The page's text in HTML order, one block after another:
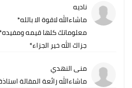
ناديه
ماشاءالله لاقوة الا بالله*
معلوماتك كلها قيمه ومفيده*
جزاك الله خير الجزاء*
منى النهدي
ماشاءالله رائعة المقالة